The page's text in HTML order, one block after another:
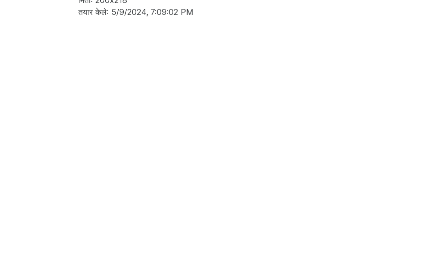
तयार केले: 5/9/2024, 7:09:02 PM